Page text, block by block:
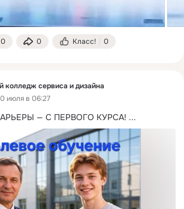
0 0 Класс! 0
колледж сервиса и дизайна
июля в 06:27
— С ПЕРВОГО КУРСА! ...